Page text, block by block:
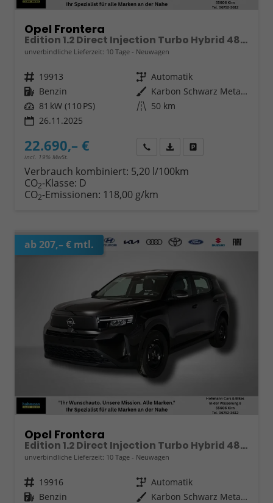
Opel Frontera
Edition 1.2 Direct Injection Turbo Hybrid 48 V Elektrisches 6-Ga
unverbindliche Lieferzeit: 10 Tage Neuwagen
Fahrzeugnr. 19913 Getriebe Automatik
Kraftstoff Benzin Außenfarbe
Karbon Schwarz Metallic
Leistung 81 kW (110 PS) Kilometerstand 50 km
26.11.2025
22.690,– €
incl. 19% MwSt.
Wir rufen Sie anFahrzeugexposé (PDF)
Verbrauch kombiniert: 5,20 l/100km
CO2-Klasse: D
CO2-Emissionen: 118,00 g/km
ab 207,– € mtl.
Opel Frontera
Edition 1.2 Direct Injection Turbo Hybrid 48 V Elektrisches 6-Ga
unverbindliche Lieferzeit: 10 Tage Neuwagen
Fahrzeugnr. 19916 Getriebe Automatik
Kraftstoff Benzin Außenfarbe
Karbon Schwarz Metallic